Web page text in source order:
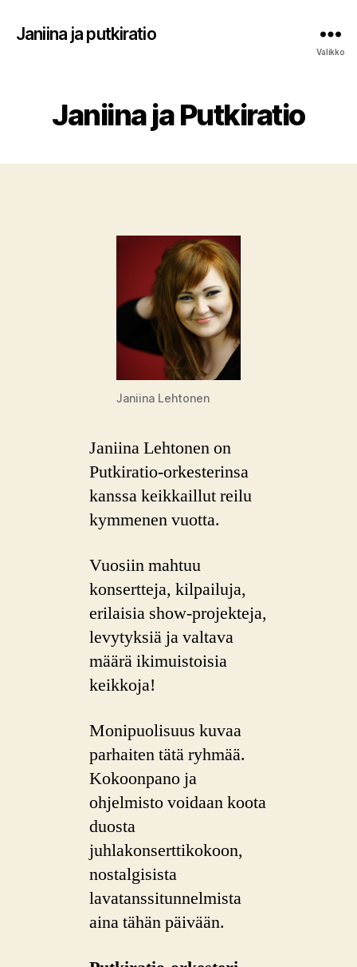
Janiina ja putkiratio
Valikko
Janiina ja Putkiratio
Janiina Lehtonen
Janiina Lehtonen on
Putkiratio-orkesterinsa
kanssa keikkaillut reilu
kymmenen vuotta.
Vuosiin mahtuu
konsertteja, kilpailuja,
erilaisia show-projekteja,
levytyksiä ja valtava
määrä ikimuistoisia
keikkoja!
Monipuolisuus kuvaa
parhaiten tätä ryhmää.
Kokoonpano ja
ohjelmisto voidaan koota
duosta
juhlakonserttikokoon,
nostalgisista
lavatanssitunnelmista
aina tähän päivään.